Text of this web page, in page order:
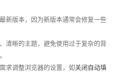
新版本，因为新版本通常会修复一些
清晰的主题，避免使用过于复杂的背
求调整浏览器的设置，如关闭自动填